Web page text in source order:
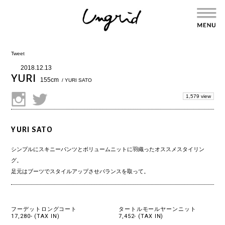
Tweet
2018.12.13
YURI 155cm / YURI SATO
1,579 view
YURI SATO
シンプルにスキニーパンツとボリュームニットに羽織ったオススメスタイリン
グ。
足元はブーツでスタイルアップさせバランスを取って。
フーデットロングコート
17,280- (TAX IN)
タートルモールヤーンニット
7,452- (TAX IN)